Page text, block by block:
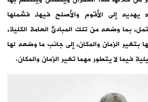
يهديه إلى الأقوم والأصلح فيها، فشملها
بما وضعه من تلك المبادئ العامة الكلية،
بتغير الزمان والمكان، إلى جانب ما وضعه لها
فيما لا يتطور مهما تغير الزمان والمكان.